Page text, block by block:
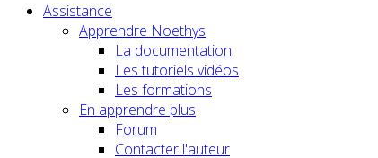
Assistance
Apprendre Noethys
La documentation
Les tutoriels vidéos
Les formations
En apprendre plus
Forum
Contacter l'auteur